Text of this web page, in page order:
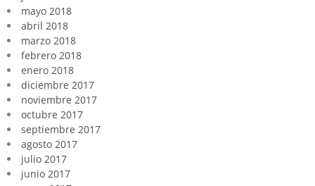
mayo 2018
abril 2018
marzo 2018
febrero 2018
enero 2018
diciembre 2017
noviembre 2017
octubre 2017
septiembre 2017
agosto 2017
julio 2017
junio 2017